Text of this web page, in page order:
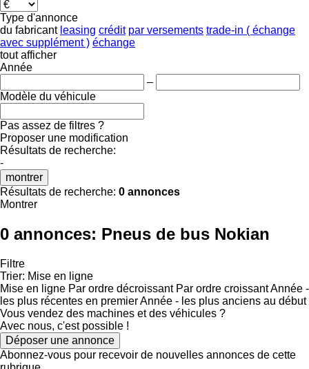
Type d'annonce
du fabricant leasing crédit par versements trade-in ( échange
avec supplément ) échange
tout afficher
Année
–
Modèle du véhicule
Pas assez de filtres ?
Proposer une modification
Résultats de recherche:
-
montrer
Résultats de recherche: 0 annonces
Montrer
0 annonces: Pneus de bus Nokian
Filtre
Trier: Mise en ligne
Mise en ligne Par ordre décroissant Par ordre croissantAnnée -
les plus récentes en premierAnnée - les plus anciens au début
Vous vendez des machines et des véhicules ?
Avec nous, c'est possible !
Déposer une annonce
Abonnez-vous pour recevoir de nouvelles annonces de cette